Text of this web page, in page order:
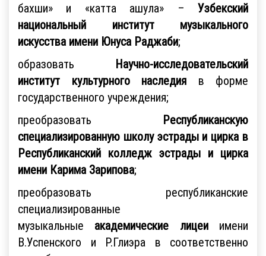
бахши» и «катта ашула» – Узбекский
национальный институт музыкального
искусства имени Юнуса Раджаби;
образовать Научно-исследовательский
институт культурного наследия в форме
государственного учреждения;
преобразовать Республиканскую
специализированную школу эстрады и цирка в
Республиканский колледж эстрады и цирка
имени Карима Зарипова;
преобразовать республиканские
специализированные
музыкальные академические лицеиимени
В.Успенского и Р.Глиэра в соответственно